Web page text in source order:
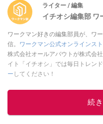
ライター / 編集
イチオシ編集部 ワ
ワークマン好きの編集部員が、ワ
信。 ワークマン公式オンラインス
株式会社オールアバウトが株式会
イト「イチオシ」では毎日トレンド
ー してください！
続